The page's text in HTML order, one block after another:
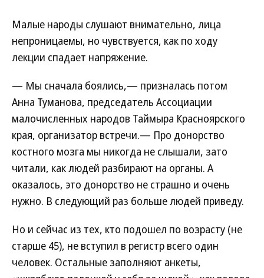
Малые народы слушают внимательно, лица
непроницаемы, но чувствуется, как по ходу
лекции спадает напряжение.
— Мы сначала боялись,— призналась потом
Анна Туманова, председатель Ассоциации
малочисленных народов Таймыра Красноярского
края, организатор встречи.— Про донорство
костного мозга мы никогда не слышали, зато
читали, как людей разбирают на органы. А
оказалось, это донорство не страшно и очень
нужно. В следующий раз больше людей приведу.
Но и сейчас из тех, кто подошел по возрасту (не
старше 45), не вступил в регистр всего один
человек. Остальные заполняют анкеты,